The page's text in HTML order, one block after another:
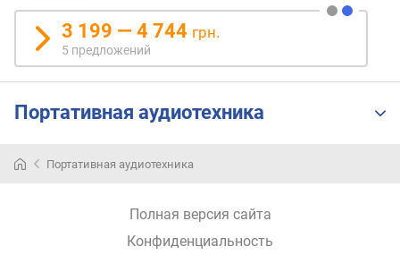
к
д
о
р
о
и
3 199 — 4 744 грн.
5 предложений
Портативная аудиотехника
Портативная аудиотехника
Полная версия сайта
Конфиденциальность